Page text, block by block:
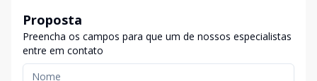
Proposta
Preencha os campos para que um de nossos especialistas
entre em contato